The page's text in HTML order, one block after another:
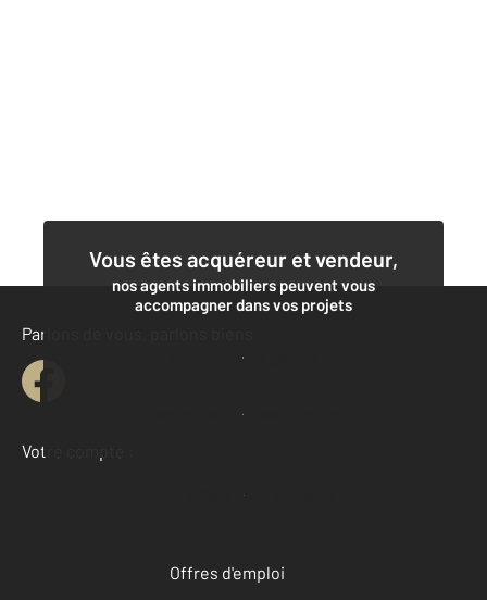
Vous êtes acquéreur et vendeur,
nos agents immobiliers peuvent vous
accompagner dans vos projets
Contacter l'agence
Demander une estimation
Parlons de vous, parlons biens
Votre compte :
Accéder à mon compte
Offres d'emploi